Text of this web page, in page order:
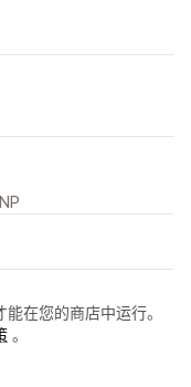
在您的商店中运行。
。